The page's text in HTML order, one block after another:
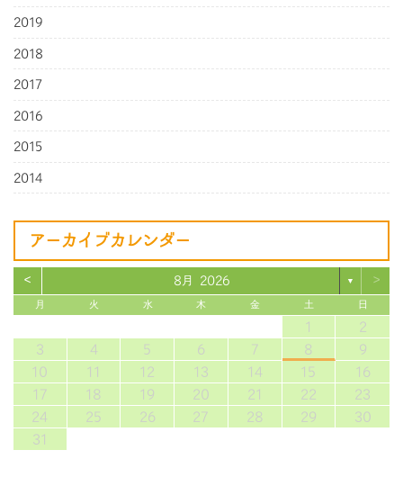
2019
2018
2017
2016
2015
2014
アーカイブカレンダー
< 8月 2026 ▼ >
月 火 水 木 金 土 日
1
2
3
4 5 6 7 8
9
10
11 12 13 14 15
16
17
18 19 20 21 22
23
24
25 26 27 28 29
30
31